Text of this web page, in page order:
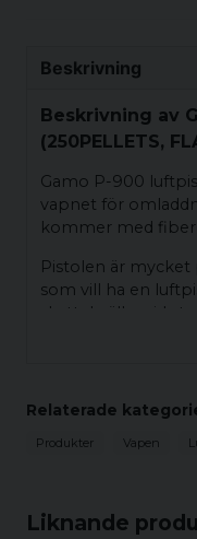
Liknande
Beskrivning
Beskrivning av
(250PELLETS,
Gamo P-900
vapnet för
kommer med
Pistolen är
som vill ha en
skyttekvällar vid
skytteövning.
P-900 luftpistol
ekonomiska
Information
Relaterade
Produkter Vapen